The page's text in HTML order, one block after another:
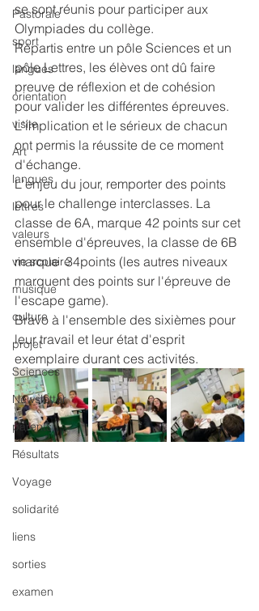
Pastorale
sport
langues
orientation
visite
Art
langues
lettres
valeurs
vie scolaire
musique
culture
projet
Sciences
Newsletter
parents
Résultats
Voyage
solidarité
liens
sorties
examen
se sont réunis pour participer aux
Olympiades du collège.
​Répartis entre un pôle Sciences et un
pôle Lettres, les élèves ont dû faire
preuve de réflexion et de cohésion
pour valider les différentes épreuves.
L'implication et le sérieux de chacun
ont permis la réussite de ce moment
d'échange.
​L'enjeu du jour, remporter des points
pour le challenge interclasses. La
classe de 6A, marque 42 points sur cet
ensemble d'épreuves, la classe de 6B
marque  34points (les autres niveaux
marquent des points sur l'épreuve de
l'escape game).
​Bravo à l'ensemble des sixièmes pour
leur travail et leur état d'esprit
exemplaire durant ces activités.